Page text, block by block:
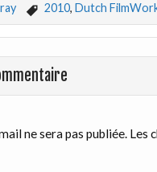
2010, Dutch
ne sera pas publiée. Les